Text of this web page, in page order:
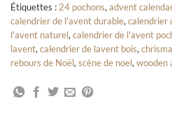
Étiquettes : 24 pochons, advent calendar
calendrier de l'avent durable, calendrier
l'avent naturel, calendrier de l'avent
lavent, calendrier de lavent bois,
rebours de Noël, scène de noel, wooden